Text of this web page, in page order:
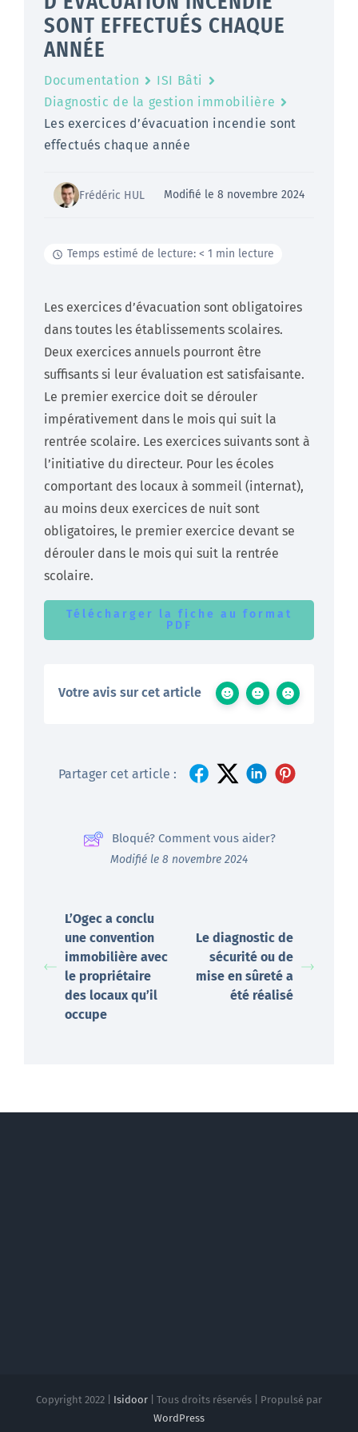
SONT EFFECTUÉS CHAQUE
ANNÉE
Documentation
ISI Bâti
Diagnostic de la gestion immobilière
Les exercices d’évacuation incendie sont
effectués chaque année
Frédéric HUL Modifié le 8 novembre 2024
Temps estimé de lecture: < 1 min lecture
Les exercices d’évacuation sont obligatoires
dans toutes les établissements scolaires.
Deux exercices annuels pourront être
suffisants si leur évaluation est satisfaisante.
Le premier exercice doit se dérouler
impérativement dans le mois qui suit la
rentrée scolaire. Les exercices suivants sont à
l’initiative du directeur. Pour les écoles
comportant des locaux à sommeil (internat),
au moins deux exercices de nuit sont
obligatoires, le premier exercice devant se
dérouler dans le mois qui suit la rentrée
scolaire.
Télécharger la fiche au format
PDF
Votre avis sur cet article
Partager cet article :
Bloqué? Comment vous aider?
Modifié le 8 novembre 2024
L’Ogec a conclu
une convention
immobilière avec
le propriétaire
des locaux qu’il
occupe
Le diagnostic de
sécurité ou de
mise en sûreté a
été réalisé
Copyright 2022 | Isidoor | Tous droits réservés | Propulsé par
WordPress